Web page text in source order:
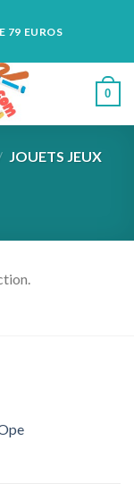
79 EUROS
0
JOUETS JEUX